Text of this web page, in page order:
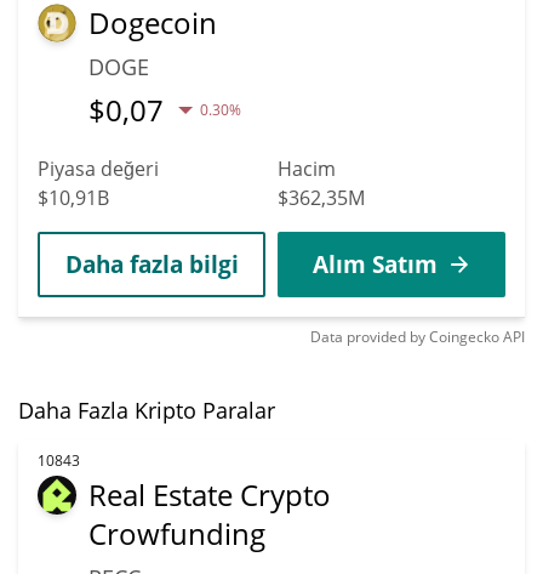
Dogecoin
DOGE
$0,07 0.30%
Piyasa değeri
$10,91B
Hacim
$362,35M
Daha fazla bilgi Alım Satım
Data provided byCoingeckoAPI
Daha Fazla Kripto Paralar
10843
Real Estate Crypto
Crowfunding